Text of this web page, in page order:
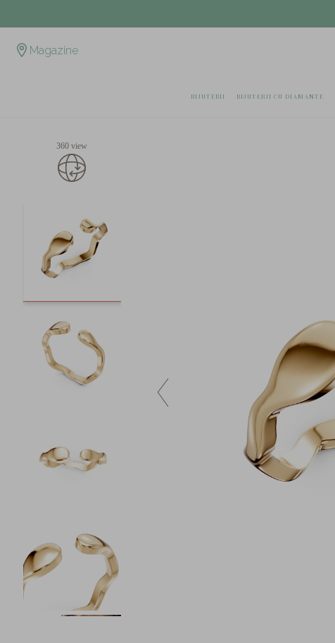
Magazine
BIJUTERII BIJUTERII CU DIAMANTE
360 view